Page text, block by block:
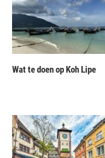
Wat te doen op Koh Lipe